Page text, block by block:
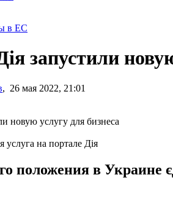
в ЕС
запустили
, 26 мая 2022, 21:01
на портале Дія
положения в Украине